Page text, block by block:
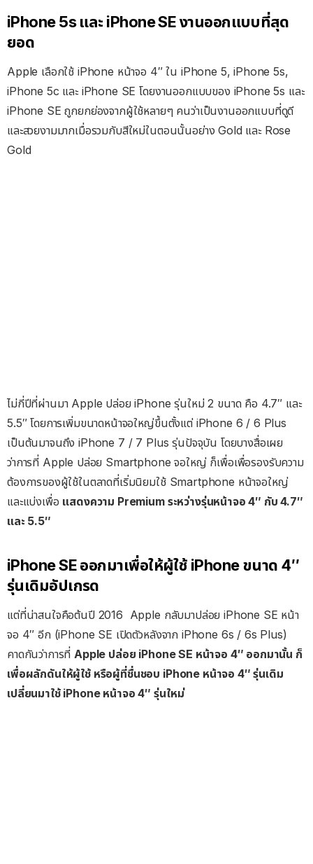
iPhone 5s และ iPhone SE งานออกแบบที่สุด
ยอด
Apple เลือกใช้ iPhone หน้าจอ 4″ ใน iPhone 5, iPhone 5s,
iPhone 5c และ iPhone SE โดยงานออกแบบของ iPhone 5s และ
iPhone SE ถูกยกย่องจากผู้ใช้หลายๆ คนว่าเป็นงานออกแบบที่ดูดี
และสวยงามมากเมื่อรวมกับสีใหม่ในตอนนั้นอย่าง Gold และ Rose
Gold
ไม่กี่ปีที่ผ่านมา Apple ปล่อย iPhone รุ่นใหม่ 2 ขนาด คือ 4.7″ และ
5.5″ โดยการเพิ่มขนาดหน้าจอใหญ่ขึ้นตั้งแต่ iPhone 6 / 6 Plus
เป็นต้นมาจนถึง iPhone 7 / 7 Plus รุ่นปัจจุบัน โดยบางสื่อเผย
ว่าการที่ Apple ปล่อย Smartphone จอใหญ่ ก็เพื่อเพื่อรองรับความ
ต้องการของผู้ใช้ในตลาดที่เริ่มนิยมใช้ Smartphone หน้าจอใหญ่
และแบ่งเพื่อ แสดงความ Premium ระหว่างรุ่นหน้าจอ 4″ กับ 4.7″
และ 5.5″
iPhone SE ออกมาเพื่อให้ผู้ใช้ iPhone ขนาด 4″
รุ่นเดิมอัปเกรด
แต่ที่น่าสนใจคือต้นปี 2016 Apple กลับมาปล่อย iPhone SE หน้า
จอ 4″ อีก (iPhone SE เปิดตัวหลังจาก iPhone 6s / 6s Plus)
คาดกันว่าการที่ Apple ปล่อย iPhone SE หน้าจอ 4″ ออกมานั้น ก็
เพื่อผลักดันให้ผู้ใช้ หรือผู้ที่ชื่นชอบ iPhone หน้าจอ 4″ รุ่นเดิม
เปลี่ยนมาใช้ iPhone หน้าจอ 4″ รุ่นใหม่